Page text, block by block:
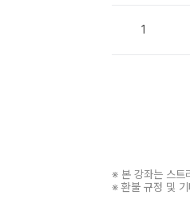
1
※ 본 강좌는 스트
※ 환불 규정 및